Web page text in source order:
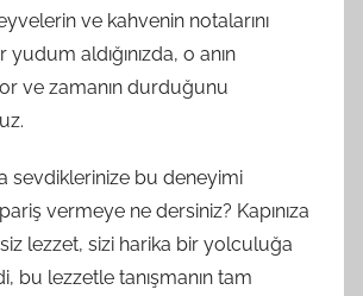
ve kahvenin notalarını
yudum aldığınızda, o anın
ve zamanın durduğunu
sevdiklerinize bu deneyimi
vermeye ne dersiniz? Kapınıza
lezzet, sizi harika bir yolculuğa
bu lezzetle tanışmanın tam